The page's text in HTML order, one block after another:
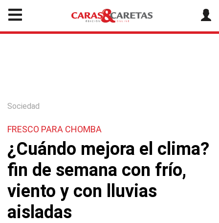
Sociedad
FRESCO PARA CHOMBA
¿Cuándo mejora el clima?
fin de semana con frío,
viento y con lluvias
aisladas